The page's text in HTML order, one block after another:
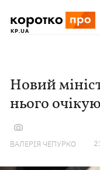
Новий
нього
ВАЛЕРІЯ ЧЕПУРКО